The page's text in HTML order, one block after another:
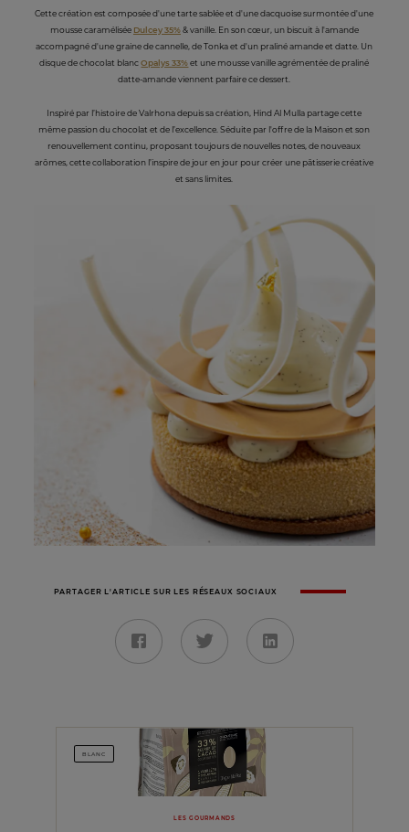
Cette création est composée d'une tarte sablée et d'une dacquoise surmontée d'une
mousse caramélisée Dulcey 35%& vanille. En son cœur, un biscuit à l'amande
accompagné d'une graine de cannelle, de Tonka et d'un praliné amande et datte. Un
disque de chocolat blancOpalys 33%et une mousse vanille agrémentée de praliné
datte-amande viennent parfaire ce dessert.
Inspiré par l’histoire de Valrhona depuis sa création, Hind Al Mulla partage cette
même passion du chocolat et de l’excellence. Séduite par l'offre de la Maison et son
renouvellement continu, proposant toujours de nouvelles notes, de nouveaux
arômes, cette collaboration l’inspire de jour en jour pour créer une pâtisserie créative
et sans limites.
PARTAGER L'ARTICLE SUR LES RÉSEAUX SOCIAUX
BLANC
LES GOURMANDS